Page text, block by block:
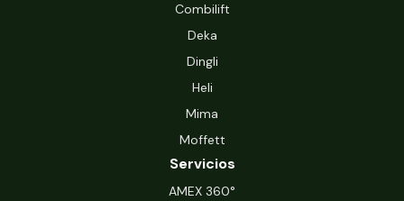
Combilift
Deka
Dingli
Heli
Mima
Moffett
Servicios
‍AMEX 360°